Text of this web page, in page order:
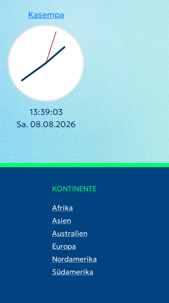
Kasempa
13:39:04
Sa. 08.08.2026
KONTINENTE
Afrika
Asien
Australien
Europa
Nordamerika
Südamerika